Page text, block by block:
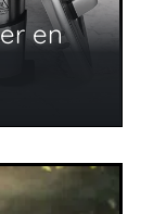
en